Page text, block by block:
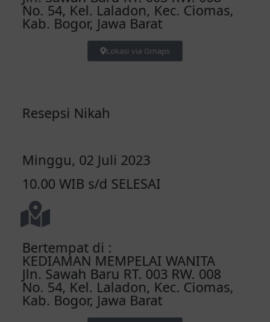
Jln. Sawah Baru RT. 003 RW. 008
No. 54, Kel. Laladon, Kec. Ciomas,
Kab. Bogor, Jawa Barat
Lokasi via Gmaps
Minggu, 02 Juli 2023
10.00 WIB s/d SELESAI
Bertempat di :
KEDIAMAN MEMPELAI WANITA
Jln. Sawah Baru RT. 003 RW. 008
No. 54, Kel. Laladon, Kec. Ciomas,
Kab. Bogor, Jawa Barat